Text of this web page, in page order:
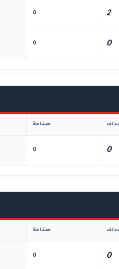
2
0
0
0
صناعة
0
0
صناعة
0
0